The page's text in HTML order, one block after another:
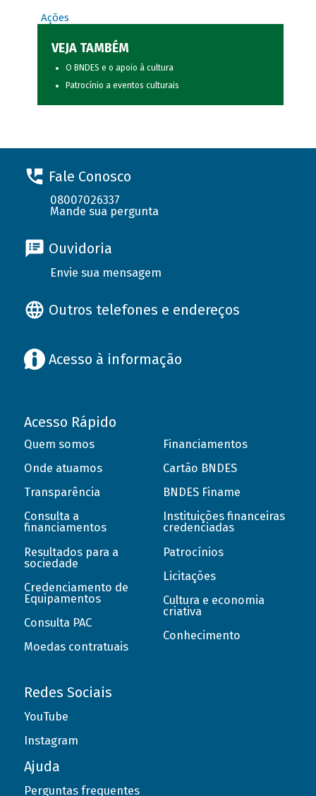
Ações
VEJA TAMBÉM
O BNDES e o apoio à cultura
Patrocínio a eventos culturais
Fale Conosco
08007026337
Mande sua pergunta
Ouvidoria
Envie sua mensagem
Outros telefones e endereços
Acesso à informação
Acesso Rápido
Quem somos
Onde atuamos
Transparência
Consulta a
financiamentos
Resultados para a
sociedade
Credenciamento de
Equipamentos
Consulta PAC
Moedas contratuais
Financiamentos
Cartão BNDES
BNDES Finame
Instituições financeiras
credenciadas
Patrocínios
Licitações
Cultura e economia
criativa
Conhecimento
Redes Sociais
YouTube
Instagram
Ajuda
Perguntas frequentes